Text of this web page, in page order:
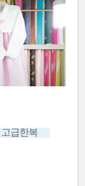
급한복